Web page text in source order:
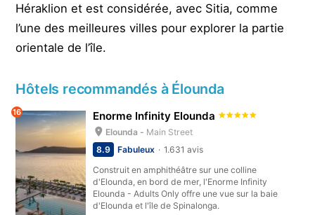
Héraklion et est considérée, avec Sitia, comme
l’une des meilleures villes pour explorer la partie
orientale de l’île.
Hôtels recommandés à Élounda
16 Enorme Infinity Elounda
Elounda - Main Street
8.9
Fabuleux
1.631 avis
Construit en amphithéâtre sur une colline
d'Elounda, en bord de mer, l'Enorme Infinity
Elounda - Adults Only offre une vue sur la baie
d'Elounda et l'île de Spinalonga.